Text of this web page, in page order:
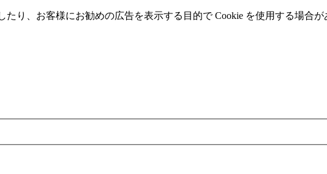
り、お客様にお勧めの広告を表⽰する⽬的で Cookie を使⽤する場合が